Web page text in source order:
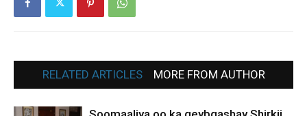
RELATED ARTICLES MORE FROM AUTHOR